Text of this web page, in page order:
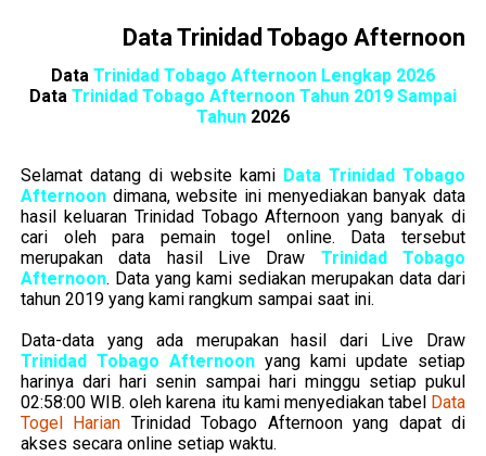
Data Trinidad Tobago Afternoon
Data Trinidad Tobago Afternoon Lengkap 2026
Data Trinidad Tobago Afternoon Tahun 2019 Sampai
Tahun 2026
Selamat datang di website kami Data Trinidad Tobago
Afternoon dimana, website ini menyediakan banyak data
hasil keluaran Trinidad Tobago Afternoon yang banyak di
cari oleh para pemain togel online. Data tersebut
merupakan data hasil Live Draw Trinidad Tobago
Afternoon. Data yang kami sediakan merupakan data dari
tahun 2019 yang kami rangkum sampai saat ini.
Data-data yang ada merupakan hasil dari Live Draw
Trinidad Tobago Afternoon yang kami update setiap
harinya dari hari senin sampai hari minggu setiap pukul
02:58:00 WIB. oleh karena itu kami menyediakan tabel Data
Togel Harian Trinidad Tobago Afternoonyang dapat di
akses secara online setiap waktu.